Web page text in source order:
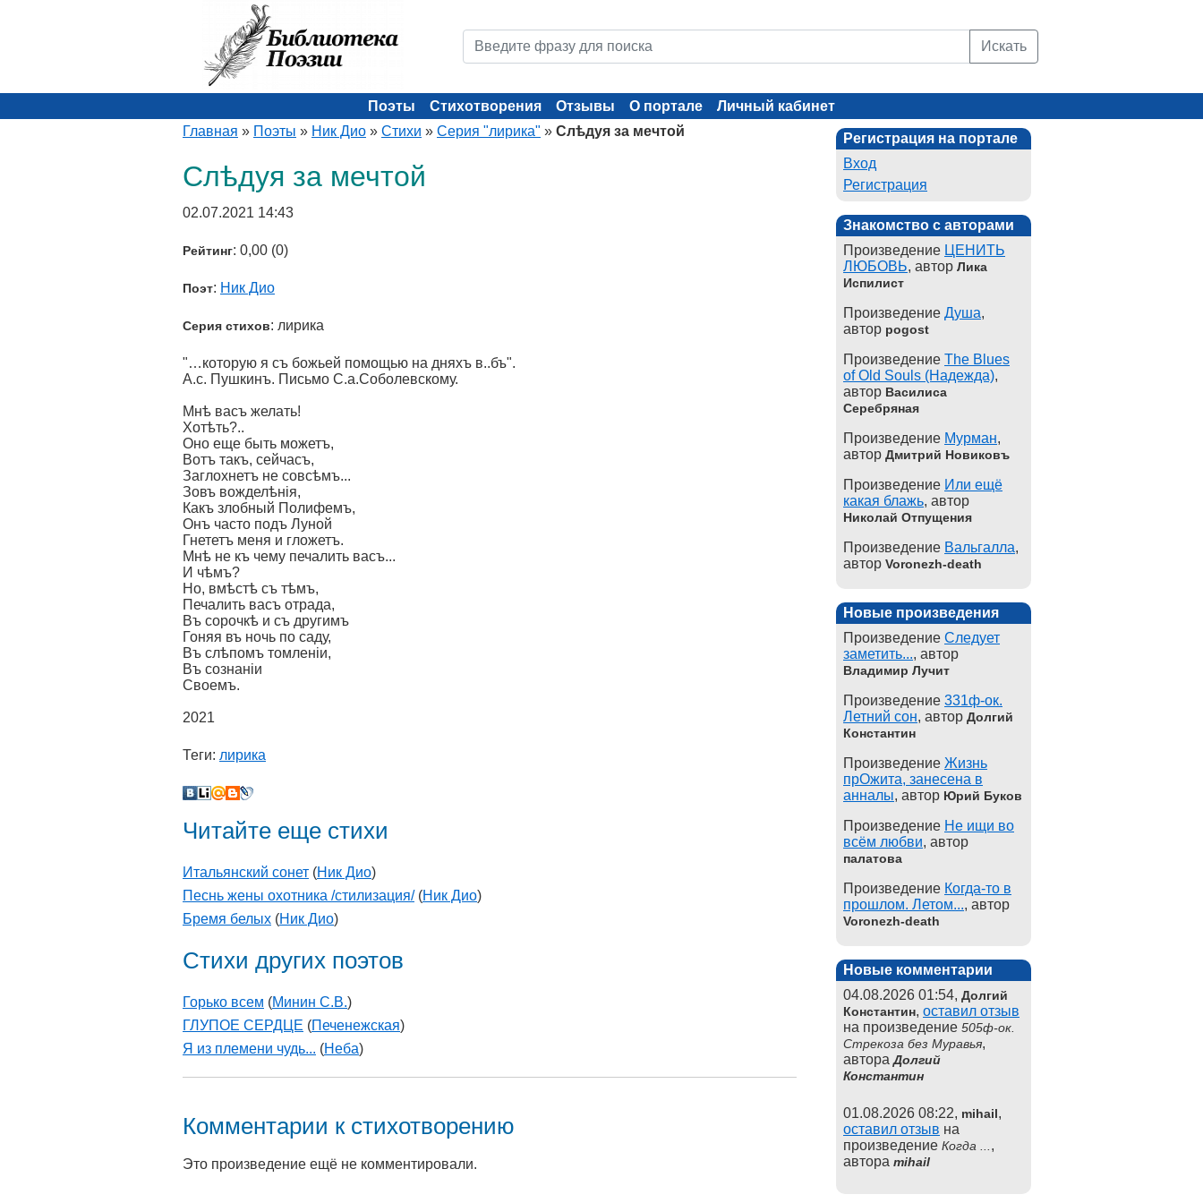
Искать
Поэты Стихотворения Отзывы О портале
Личный кабинет
Главная » Поэты » Ник Дио » Стихи » Серия "лирика" » Слѣдуя за мечтой
Слѣдуя за мечтой
02.07.2021 14:43
Рейтинг: 0,00 (0)
Поэт: Ник Дио
Серия стихов: лирика
"…которую я съ божьей помощью на дняхъ в..бъ".
А.с. Пушкинъ. Письмо С.а.​Соболевскому​.
Мнѣ васъ желать!
Хотѣть?..
Оно еще быть можетъ,
Вотъ такъ, сейчасъ,
Заглохнетъ не совсѣмъ...
Зовъ вожделѣнія,
Какъ злобный ​Полифемъ,​
Онъ часто подъ Луной
Гнететъ меня и гложетъ.
Мнѣ не къ чему печалить васъ...
И ​чѣмъ​?
Но, вмѣстѣ съ ​тѣмъ​,
Печалить васъ отрада,
Въ сорочкѣ и съ другимъ
Гоняя въ ночь по саду,
Въ слѣпомъ томленіи,
Въ сознаніи
Своемъ.
2021
Теги: лирика
Читайте еще стихи
Итальянский сонет (Ник Дио)
Песнь жены охотника /стилизация/(Ник Дио)
Бремя белых (Ник Дио)
Стихи других поэтов
Горько всем (Минин С.В.)
ГЛУПОЕ СЕРДЦЕ (Печенежская)
Я из племени чудь... (Неба)
Комментарии к стихотворению
Это произведение ещё не комментировали.
Регистрация на портале
Вход
Регистрация
Знакомство с авторами
Произведение ЦЕНИТЬ
ЛЮБОВЬ, автор Лика
Испилист
Произведение Душа,
автор pogost
Произведение The Blues
of Old Souls (Надежда),
автор Василиса
Серебряная
Произведение Мурман,
автор Дмитрий Новиковъ
Произведение Или ещё
какая блажь, автор
Николай Отпущения
Произведение Вальгалла,
автор Voronezh-death
Новые произведения
Произведение Следует
заметить..., автор
Владимир Лучит
Произведение 331ф-ок.
Летний сон, автор Долгий
Константин
Произведение Жизнь
прОжита, занесена в
анналы, автор Юрий Буков
Произведение Не ищи во
всём любви, автор
палатова
Произведение Когда-то в
прошлом. Летом..., автор
Voronezh-death
Новые комментарии
04.08.2026 01:54, Долгий
Константин, оставил отзыв
на произведение 505ф-ок.
Стрекоза без Муравья,
автораДолгий
Константин
01.08.2026 08:22, mihail,
оставил отзыв на
произведение Когда ... ,
автора mihail